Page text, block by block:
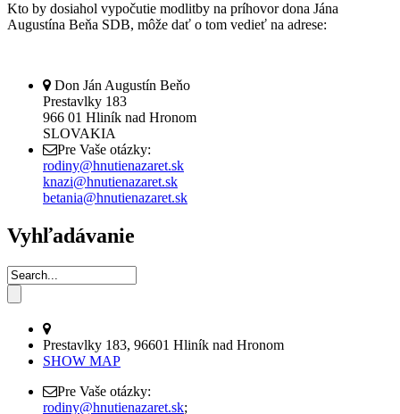
Kto by dosiahol vypočutie modlitby na príhovor dona Jána
Augustína Beňa SDB, môže dať o tom vedieť na adrese:
Don Ján Augustín Beňo
Prestavlky 183
966 01 Hliník nad Hronom
SLOVAKIA
Pre Vaše otázky:
rodiny@hnutienazaret.sk
knazi@hnutienazaret.sk
betania@hnutienazaret.sk
Vyhľadávanie
Prestavlky 183, 96601 Hliník nad Hronom
SHOW MAP
Pre Vaše otázky:
rodiny@hnutienazaret.sk;